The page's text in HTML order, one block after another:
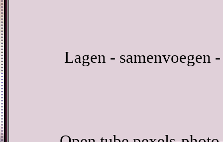
Lagen - samenvoegen